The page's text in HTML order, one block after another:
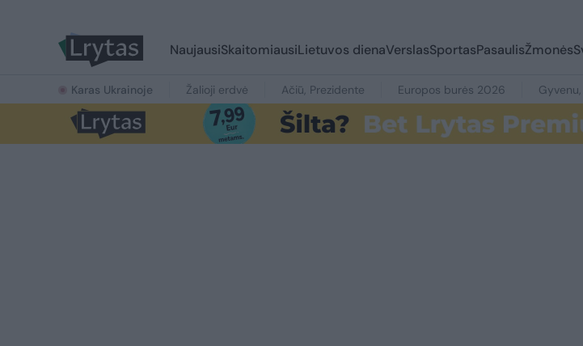
NaujausiSkaitomiausiLietuvos dienaVerslasSportasPasaulisŽmonės
Karas Ukrainoje Žalioji erdvė Ačiū, Prezidente Europos burės 2026